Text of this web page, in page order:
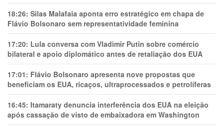
18:26: Silas Malafaia aponta erro estratégico em chapa de
Flávio Bolsonaro sem representatividade feminina
17:20: Lula conversa com Vladimir Putin sobre comércio
bilateral e apoio diplomático antes de retaliação dos EUA
17:01: Flávio Bolsonaro apresenta nove propostas que
beneficiam os EUA, ricaços, ultraprocessados e petrolíferas
16:45: Itamaraty denuncia interferência dos EUA na eleição
após cassação de visto de embaixadora em Washington